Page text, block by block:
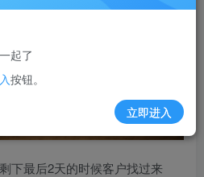
下最后2天的时候客户找过来
起了
按钮。
立即进入